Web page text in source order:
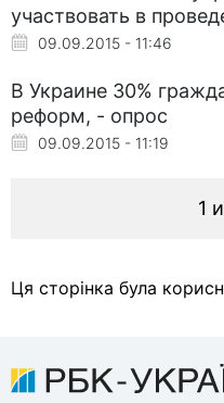
участвовать в
09.09.2015 - 11:46
В Украине 30%
реформ, - опрос
09.09.2015 - 11:19
1
Ця сторінка була